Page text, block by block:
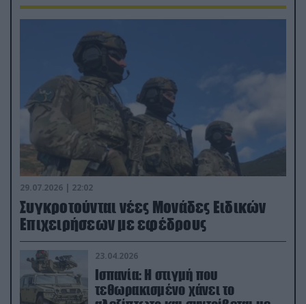
29.07.2026 | 22:02
Συγκροτούνται νέες Μονάδες Ειδικών
Επιχειρήσεων με εφέδρους
23.04.2026
Ισπανία: Η στιγμή που
τεθωρακισμένο χάνει το